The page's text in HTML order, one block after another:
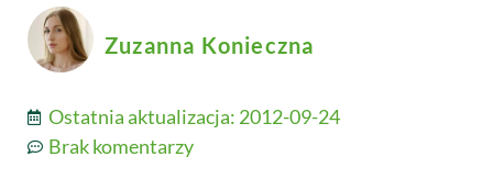
Zuzanna Konieczna
Ostatnia aktualizacja: 2012-09-24
Brak komentarzy